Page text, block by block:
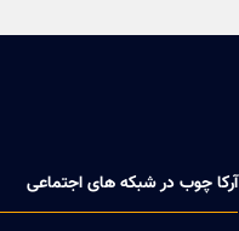
آرکا چوب در شبکه های اجتماعی